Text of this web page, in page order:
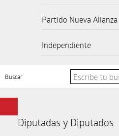
Partido Nueva Alianza
Independiente
Buscar
Diputadas y Diputados